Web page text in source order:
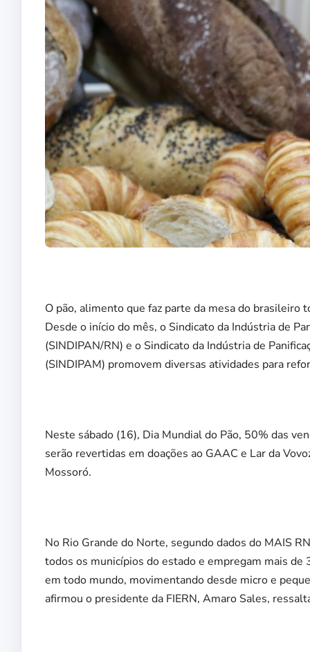
O pão, alimento que faz parte da mesa do
Desde o início do mês, o Sindicato da Indústria de
(SINDIPAN/RN) e o Sindicato da Indústria de
(SINDIPAM) promovem diversas atividades para
Neste sábado (16), Dia Mundial do Pão, 50% das
serão revertidas em doações ao GAAC e Lar da
Mossoró.
No Rio Grande do Norte, segundo dados do MAIS
todos os municípios do estado e empregam mais
em todo mundo, movimentando desde micro e
afirmou o presidente da FIERN, Amaro Sales,